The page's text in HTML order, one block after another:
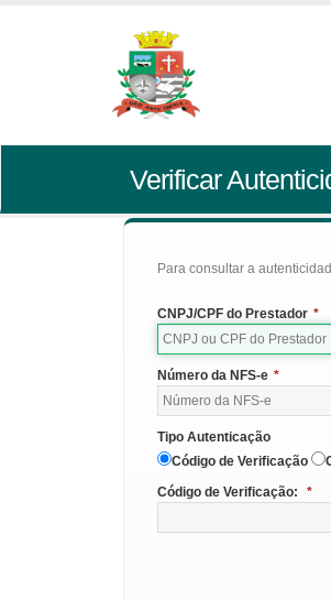
Verificar
Para consultar a
CNPJ/CPF do Prestador *
Número da NFS-e *
Tipo Autenticação
Código de Verificação
Código de Verificação:
*